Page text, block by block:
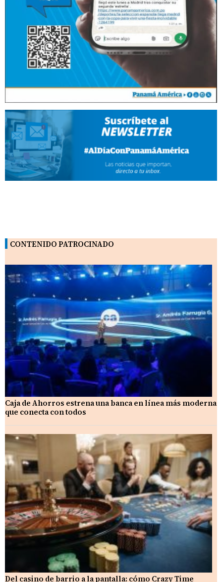
CONTENIDO PATROCINADO
Caja de Ahorros estrena una banca en línea más moderna
que conecta con todos
Del casino de barrio a la pantalla: cómo Crazy Time